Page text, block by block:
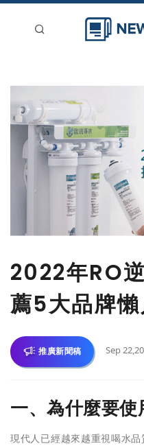
登入
刊登
2022年RO
薦5大品牌
推廣新聞稿 Sep
一、為什麼要使
現代人已經越來越重視喝水